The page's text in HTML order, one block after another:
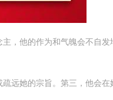
，他的作为和气魄会不自
远她的宗旨。第三，他会